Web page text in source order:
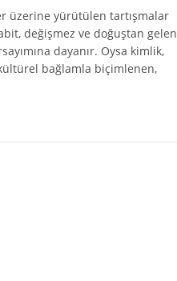
üzerine yürütülen tartışmalar
değişmez ve doğuştan gelen
dayanır. Oysa kimlik,
bağlamla biçimlenen,